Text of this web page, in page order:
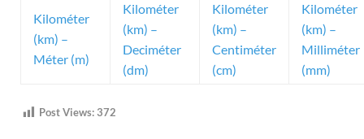
Kilométer
(km) –
Méter (m)
Kilométer
(km) –
Deciméter
(dm)
Kilométer
(km) –
Centiméter
(cm)
Kilométer
(km) –
Milliméter
(mm)
Post Views:372